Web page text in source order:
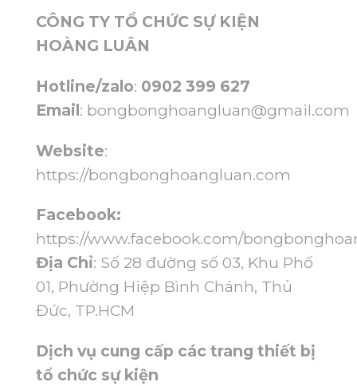
CÔNG TY TỔ CHỨC SỰ KIỆN
HOÀNG LUÂN
Hotline/zalo: 0902 399 627
Email: bongbonghoangluan@gmail.com
Website:
https://bongbonghoangluan.com
Facebook:
https://www.facebook.com/
Địa Chỉ: Số 28 đường số 03, Khu Phố
01, Phường Hiệp Bình Chánh, Thủ
Đức, TP.HCM
Dịch vụ cung cấp các trang thiết bị
tổ chức sự kiện